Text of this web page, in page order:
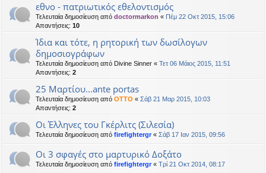
εθνο - πατριωτικός εθελοντισμός
Τελευταία δημοσίευση από doctormarkon « Πέμ 22 Οκτ 2015, 15:06
Απαντήσεις: 10
Ίδια και τότε, η ρητορική των δωσίλογων
δημοσιογράφων
Τελευταία δημοσίευση από Divine Sinner « Τετ 06 Μάιος 2015, 11:51
Απαντήσεις: 2
25 Μαρτίου...ante portas
Τελευταία δημοσίευση από OTTO « Σάβ 21 Μαρ 2015, 10:03
Απαντήσεις: 2
Οι Έλληνες του Γκέρλιτς (Σιλεσία)
Τελευταία δημοσίευση από firefightergr« Σάβ 17 Ιαν 2015, 09:56
Οι 3 σφαγές στο μαρτυρικό Δοξάτο
Τελευταία δημοσίευση από firefightergr« Τρί 21 Οκτ 2014, 08:17